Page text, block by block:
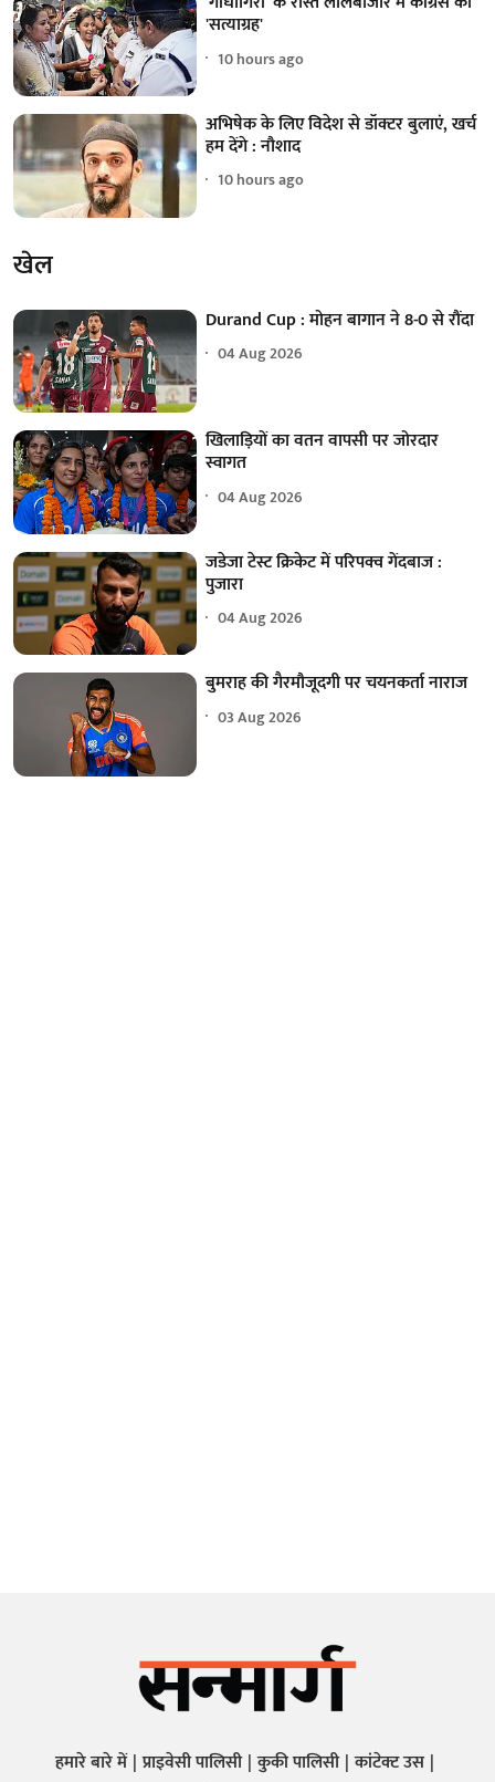
'सत्याग्रह'
10 hours ago
अभिषेक के लिए विदेश से डॉक्टर बुलाएं, खर्च
हम देंगे : नौशाद
10 hours ago
खेल
Durand Cup : मोहन बागान ने 8-0 से रौंदा
04 Aug 2026
खिलाड़ियों का वतन वापसी पर जोरदार
स्वागत
04 Aug 2026
जडेजा टेस्ट क्रिकेट में परिपक्व गेंदबाज :
पुजारा
04 Aug 2026
बुमराह की गैरमौजूदगी पर चयनकर्ता नाराज
03 Aug 2026
हमारे बारे में प्राइवेसी पालिसी कुकी पालिसी कांटेक्ट उस